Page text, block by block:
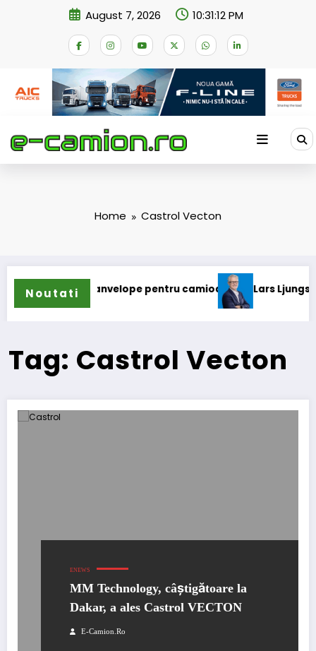
August 7, 2026 10:31:13 PM
Home Castrol Vecton
Noutati
de anvelope pentru camioane Lars Ljungström a
Tag: Castrol Vecton
ENEWS
MM Technology, câștigătoare la
Dakar, a ales Castrol VECTON
E-Camion.ro